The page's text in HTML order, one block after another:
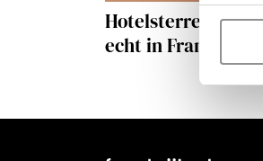
Lees
Hotelsterren: wat
echt in Frankrijk?